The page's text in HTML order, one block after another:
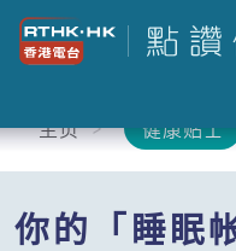
主页 健康贴士
你的「睡眠